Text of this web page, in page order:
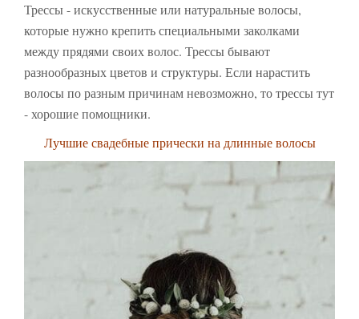
Трессы - искусственные или натуральные волосы,
которые нужно крепить специальными заколками
между прядями своих волос. Трессы бывают
разнообразных цветов и структуры. Если нарастить
волосы по разным причинам невозможно, то трессы тут
- хорошие помощники.
Лучшие свадебные прически на длинные волосы